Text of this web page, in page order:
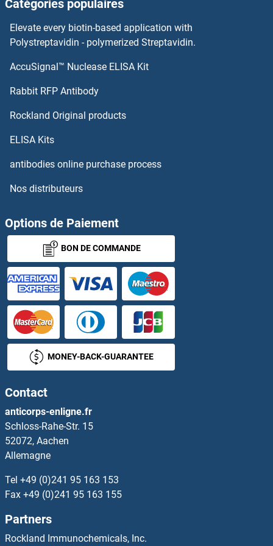
SLIT2 Anticorps
SLIT-ROBO rho GTPase Activating Protein 2C Anticorps
SLIT-ROBO rho GTPase Activating Protein 2B Anticorps
SMAD5 Anticorps
SMAD6 Anticorps
SMAD7 Anticorps
SMAD9 Anticorps
SMAGP Anticorps
Small Cajal Body-Specific RNA 22 Anticorps
Small Ubiquitin Related Modifier 3 Anticorps
Small Ubiquitin Related Modifier Protein 1 Anticorps
SMAP1 Anticorps
SMAP2 Anticorps
Catégories populaires
Elevate every biotin-based application with
Polystreptavidin - polymerized Streptavidin.
AccuSignal™ Nuclease ELISA Kit
Rabbit RFP Antibody
Rockland Original products
ELISA Kits
antibodies online purchase process
Nos distributeurs
Options de Paiement
BON DE COMMANDE
MONEY-BACK-GUARANTEE
Contact
anticorps-enligne.fr
Schloss-Rahe-Str. 15
52072, Aachen
Allemagne
Tel +49 (0)241 95 163 153
Fax +49 (0)241 95 163 155
Partners
Rockland Immunochemicals, Inc.